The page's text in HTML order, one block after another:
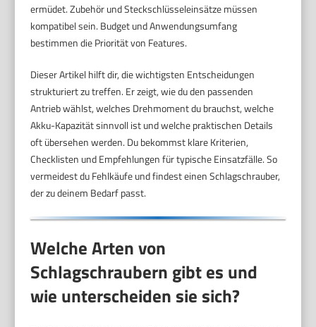
ermüdet. Zubehör und Steckschlüsseleinsätze müssen
kompatibel sein. Budget und Anwendungsumfang
bestimmen die Priorität von Features.
Dieser Artikel hilft dir, die wichtigsten Entscheidungen
strukturiert zu treffen. Er zeigt, wie du den passenden
Antrieb wählst, welches Drehmoment du brauchst, welche
Akku-Kapazität sinnvoll ist und welche praktischen Details
oft übersehen werden. Du bekommst klare Kriterien,
Checklisten und Empfehlungen für typische Einsatzfälle. So
vermeidest du Fehlkäufe und findest einen Schlagschrauber,
der zu deinem Bedarf passt.
Welche Arten von
Schlagschraubern gibt es und
wie unterscheiden sie sich?